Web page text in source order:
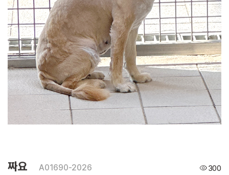
짜요 A01690-2026 300